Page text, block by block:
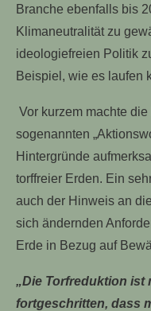
Branche ebenfalls bis
Klimaneutralität zu
ideologiefreien Politik
Beispiel, wie es laufen
Vor kurzem machte
sogenannten
Hintergründe
torffreier Erden. Ein
auch der Hinweis an
sich ändernden
Erde in Bezug auf
„Die Torfreduktion ist
fortgeschritten, dass